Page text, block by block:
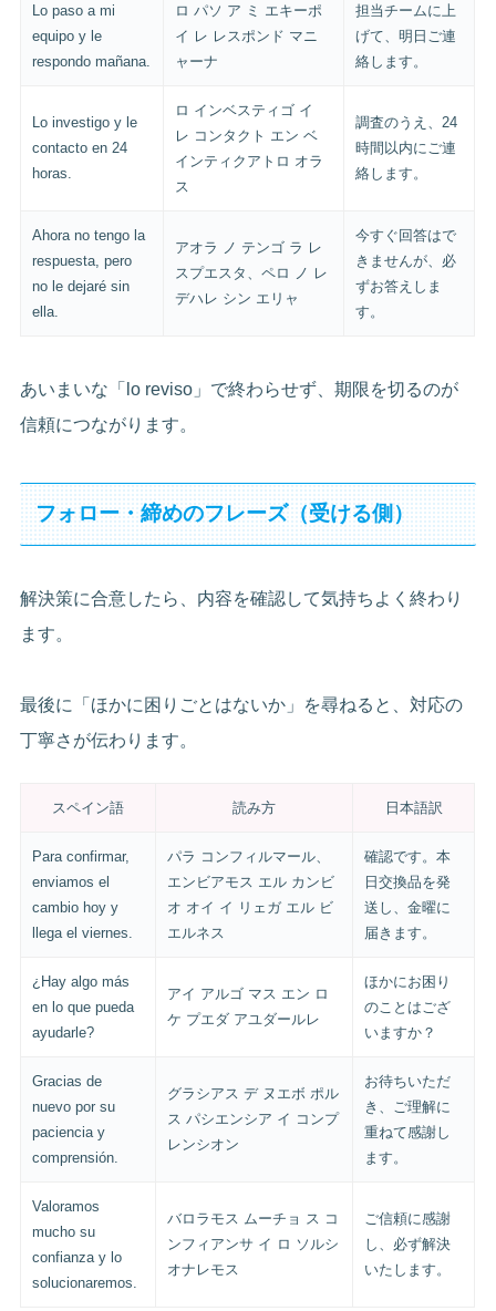
Lo paso a mi
equipo y le
respondo mañana.
ロ パソ ア ミ エキーポ
イ レ レスポンド マニ
ャーナ
担当チームに上
げて、明日ご連
絡します。
Lo investigo y le
contacto en 24
horas.
ロ インベスティゴ イ
レ コンタクト エン ベ
インティクアトロ オラ
ス
調査のうえ、24
時間以内にご連
絡します。
Ahora no tengo la
respuesta, pero
no le dejaré sin
ella.
アオラ ノ テンゴ ラ レ
スプエスタ、ペロ ノ レ
デハレ シン エリャ
今すぐ回答はで
きませんが、必
ずお答えしま
す。
あいまいな「lo reviso」で終わらせず、期限を切るのが
信頼につながります。
フォロー・締めのフレーズ（受ける側）
解決策に合意したら、内容を確認して気持ちよく終わり
ます。
最後に「ほかに困りごとはないか」を尋ねると、対応の
丁寧さが伝わります。
スペイン語 読み方 日本語訳
Para confirmar,
enviamos el
cambio hoy y
llega el viernes.
パラ コンフィルマール、
エンビアモス エル カンビ
オ オイ イ リェガ エル ビ
エルネス
確認です。本
日交換品を発
送し、金曜に
届きます。
¿Hay algo más
en lo que pueda
ayudarle?
アイ アルゴ マス エン ロ
ケ プエダ アユダールレ
ほかにお困り
のことはござ
いますか？
Gracias de
nuevo por su
paciencia y
comprensión.
グラシアス デ ヌエボ ポル
ス パシエンシア イ コンプ
レンシオン
お待ちいただ
き、ご理解に
重ねて感謝し
ます。
Valoramos
mucho su
confianza y lo
solucionaremos.
バロラモス ムーチョ ス コ
ンフィアンサ イ ロ ソルシ
オナレモス
ご信頼に感謝
し、必ず解決
いたします。